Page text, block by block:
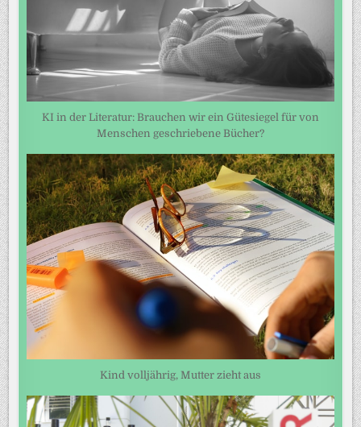
KI in der Literatur: Brauchen wir ein Gütesiegel für von
Menschen geschriebene Bücher?
Kind volljährig, Mutter zieht aus